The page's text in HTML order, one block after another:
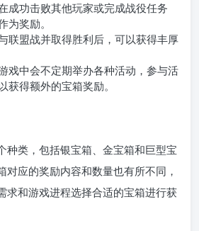
成功击败其他玩家或完成战役任务
为奖励。
联盟战并取得胜利后，可以获得丰厚
戏中会不定期举办各种活动，参与活
获得额外的宝箱奖励。
种类，包括银宝箱、金宝箱和巨型宝
对应的奖励内容和数量也有所不同，
求和游戏进程选择合适的宝箱进行获